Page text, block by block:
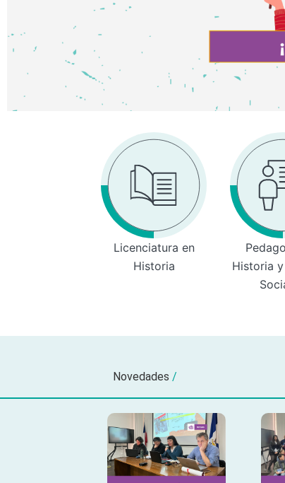
Licenciatura en
Historia
Historia
Novedades /